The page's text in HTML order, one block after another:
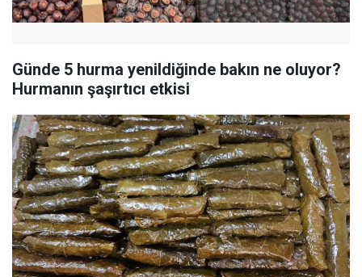
Günde 5 hurma yenildiğinde bakın ne oluyor?
Hurmanın şaşırtıcı etkisi